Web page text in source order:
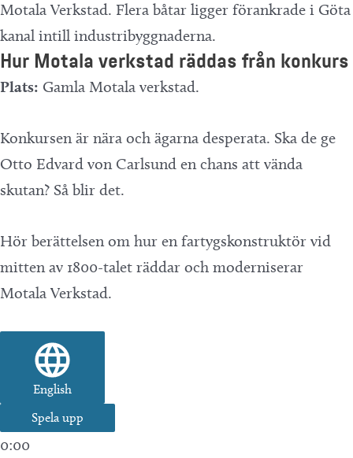
Hur Motala verkstad räddas från konkurs
Plats: Gamla Motala verkstad.
Konkursen är nära och ägarna desperata. Ska de ge
Otto Edvard von Carlsund en chans att vända
skutan? Så blir det.
Hör berättelsen om hur en fartygskonstruktör vid
mitten av 1800-talet räddar och moderniserar
Motala Verkstad.
English
Spela upp
0:00